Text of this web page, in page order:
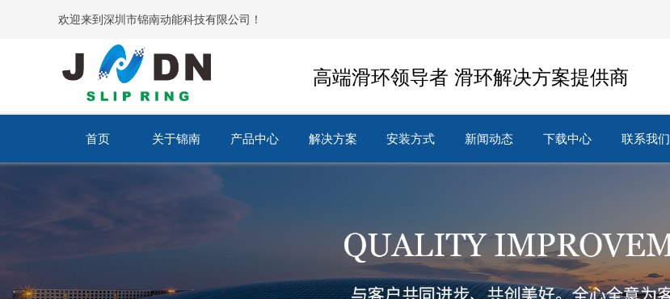
首页 关于锦南 产品中心 解决方案 安装方式 新闻动态 下载中心 联系我们
高端滑环领导者 滑环解决方案提供商
欢迎来到深圳市锦南动能科技有限公司！